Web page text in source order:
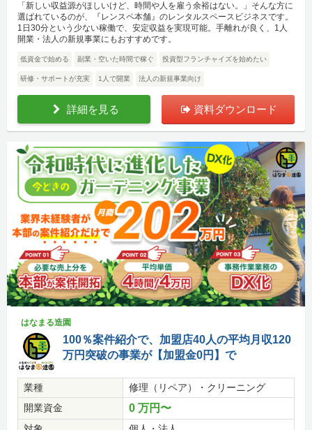
「新しい収益源がほしいけど、時間や人を雇う余裕はない。」そんな方に
選ばれているのが、『レンスペ本舗』のレンタルスペースビジネスです。
1日30分という少ない稼働で、安定収益を実現可能。手離れが良く、1人
開業・法人の新規事業にもおすすめです。
低資金で始める 副業・空いた時間で稼ぐ 投資型フランチャイズを始めたい
研修・サポートが充実 1人で開業 法人の新規事業向け
詳細を見る 資料ダウンロード
はなまる造園
100％案件紹介で、加盟店40人の平均月収120
万円突破の事業が【加盟金0円】で
業種
修理（リペア）・クリーニング
開業資金
0 万円〜